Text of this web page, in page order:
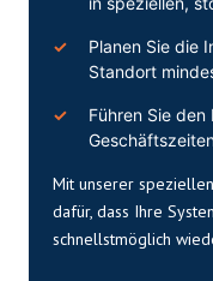
Planen Sie die
Standort
Führen Sie
Mit unserer
dafür, dass Ihre
schnellstmöglich